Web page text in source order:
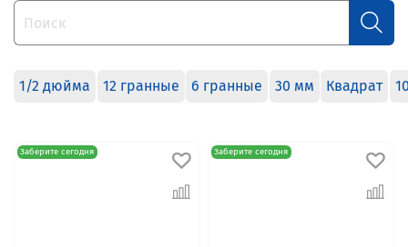
1/2 дюйма 12 гранные 6 гранные 30 мм Квадрат
Заберите сегодня Заберите сегодня